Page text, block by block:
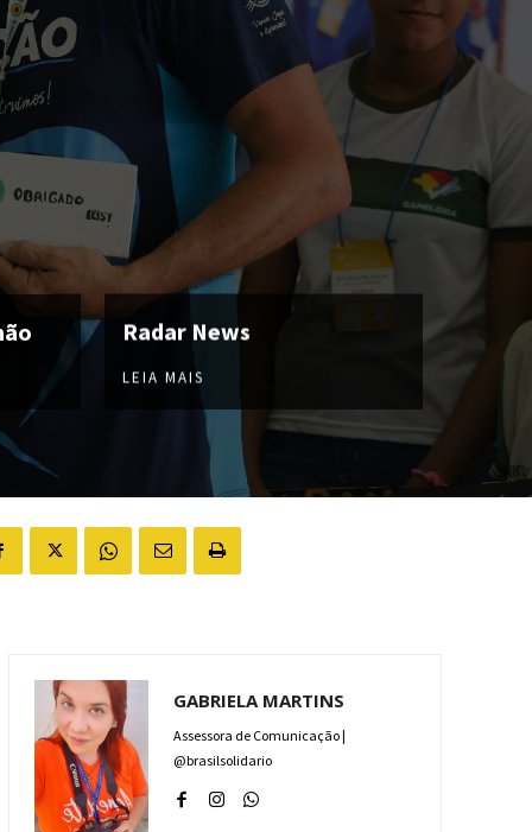
Radar News
LEIA MAIS
GABRIELA MARTINS
Assessora de Comunicação |
@brasilsolidario